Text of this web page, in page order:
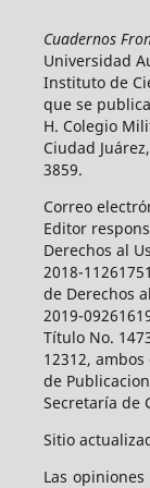
Cuadernos
Universidad
Instituto de
que se
H. Colegio
Ciudad
3859.
Correo
Editor
Derechos al
2018-
de Derechos
2019-
Título No.
12312,
de
Secretaría de
Sitio
Las